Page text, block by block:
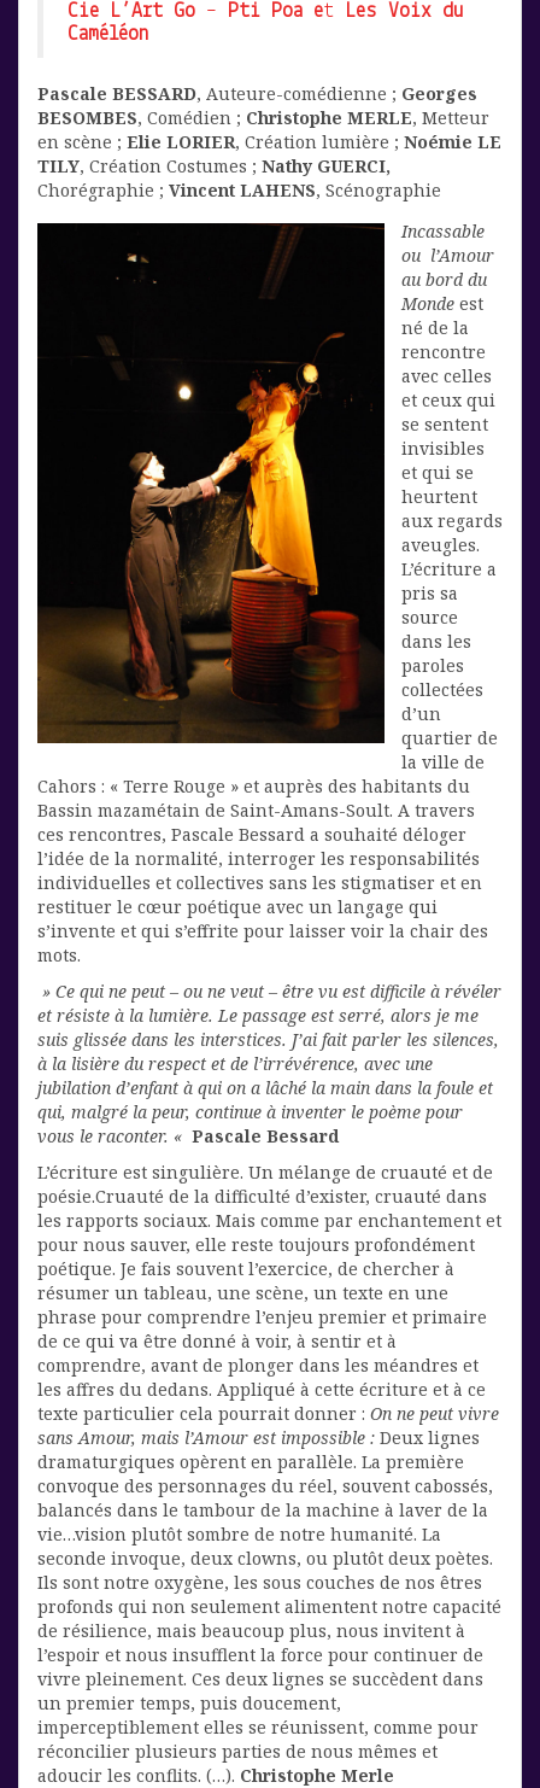
Cie L’Art Go – Pti Poa et Les Voix du
Caméléon
Pascale BESSARD, Auteure-comédienne ; Georges
BESOMBES, Comédien ; Christophe MERLE, Metteur
en scène ; Elie LORIER, Création lumière ; Noémie LE
TILY, Création Costumes ; Nathy GUERCI,
Chorégraphie ; Vincent LAHENS, Scénographie
Incassable
ou l’Amour
au bord du
Monde est
né de la
rencontre
avec celles
et ceux qui
se sentent
invisibles
et qui se
heurtent
aux regards
aveugles.
L’écriture a
pris sa
source
dans les
paroles
collectées
d’un
quartier de
la ville de
Cahors : « Terre Rouge » et auprès des habitants du
Bassin mazamétain de Saint-Amans-Soult. A travers
ces rencontres, Pascale Bessard a souhaité déloger
l’idée de la normalité, interroger les responsabilités
individuelles et collectives sans les stigmatiser et en
restituer le cœur poétique avec un langage qui
s’invente et qui s’effrite pour laisser voir la chair des
mots.
» Ce qui ne peut – ou ne veut – être vu est difficile à révéler
et résiste à la lumière. Le passage est serré, alors je me
suis glissée dans les interstices. J’ai fait parler les silences,
à la lisière du respect et de l’irrévérence, avec une
jubilation d’enfant à qui on a lâché la main dans la foule et
qui, malgré la peur, continue à inventer le poème pour
vous le raconter. « Pascale Bessard
L’écriture est singulière. Un mélange de cruauté et de
poésie.Cruauté de la difficulté d’exister, cruauté dans
les rapports sociaux. Mais comme par enchantement et
pour nous sauver, elle reste toujours profondément
poétique. Je fais souvent l’exercice, de chercher à
résumer un tableau, une scène, un texte en une
phrase pour comprendre l’enjeu premier et primaire
de ce qui va être donné à voir, à sentir et à
comprendre, avant de plonger dans les méandres et
les affres du dedans. Appliqué à cette écriture et à ce
texte particulier cela pourrait donner : On ne peut vivre
sans Amour, mais l’Amour est impossible : Deux lignes
dramaturgiques opèrent en parallèle. La première
convoque des personnages du réel, souvent cabossés,
balancés dans le tambour de la machine à laver de la
vie…vision plutôt sombre de notre humanité. La
seconde invoque, deux clowns, ou plutôt deux poètes.
Ils sont notre oxygène, les sous couches de nos êtres
profonds qui non seulement alimentent notre capacité
de résilience, mais beaucoup plus, nous invitent à
l’espoir et nous insufflent la force pour continuer de
vivre pleinement. Ces deux lignes se succèdent dans
un premier temps, puis doucement,
imperceptiblement elles se réunissent, comme pour
réconcilier plusieurs parties de nous mêmes et
adoucir les conflits. (…). Christophe Merle